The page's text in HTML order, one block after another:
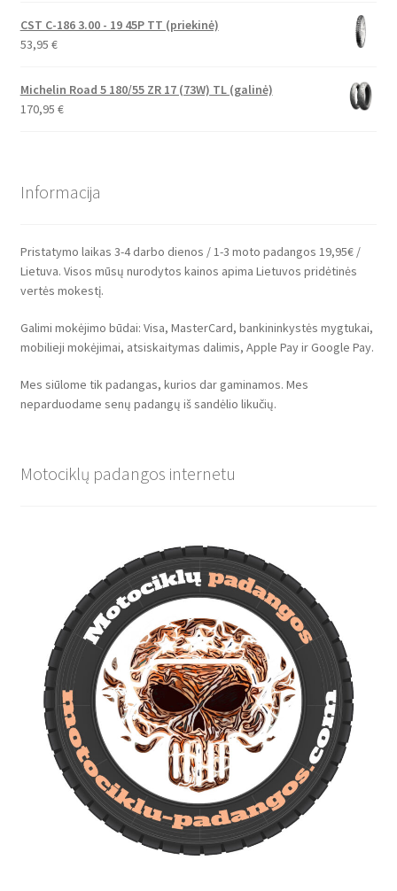
CST C-186 3.00 - 19 45P TT (priekinė)
53,95 €
Michelin Road 5 180/55 ZR 17 (73W) TL (galinė)
170,95 €
Informacija
Pristatymo laikas 3-4 darbo dienos / 1-3 moto padangos 19,95€ /
Lietuva. Visos mūsų nurodytos kainos apima Lietuvos pridėtinės
vertės mokestį.
Galimi mokėjimo būdai: Visa, MasterCard, bankininkystės mygtukai,
mobilieji mokėjimai, atsiskaitymas dalimis, Apple Pay ir Google Pay.
Mes siūlome tik padangas, kurios dar gaminamos. Mes
neparduodame senų padangų iš sandėlio likučių.
Motociklų padangos internetu